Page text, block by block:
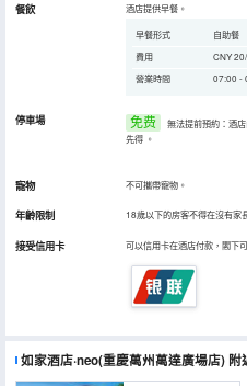
餐飲 酒店提供早餐。
早餐形式
自助餐
費用
CNY
營業時間
07:00 -
停車場 免费 無法提前預約：酒
先得 。
寵物 不可攜帶寵物。
年齡限制 18歲以下的房客不得在沒有家
接受信用卡 可以信用卡在酒店付款，閣下
如家酒店·neo(重慶萬州萬達廣場店) 附